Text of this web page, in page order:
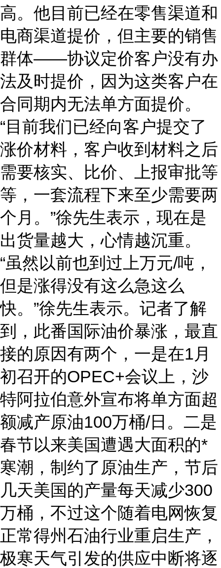
高。他目前已经在零售渠道和
电商渠道提价，但主要的销售
群体——协议定价客户没有办
法及时提价，因为这类客户在
合同期内无法单方面提价。
“目前我们已经向客户提交了
涨价材料，客户收到材料之后
需要核实、比价、上报审批等
等，一套流程下来至少需要两
个月。”徐先生表示，现在是
出货量越大，心情越沉重。
“虽然以前也到过上万元/吨，
但是涨得没有这么急这么
快。”徐先生表示。记者了解
到，此番国际油价暴涨，最直
接的原因有两个，一是在1月
初召开的OPEC+会议上，沙
特阿拉伯意外宣布将单方面超
额减产原油100万桶/日。二是
春节以来美国遭遇大面积的*
寒潮，制约了原油生产，节后
几天美国的产量每天减少300
万桶，不过这个随着电网恢复
正常得州石油行业重启生产，
极寒天气引发的供应中断将逐